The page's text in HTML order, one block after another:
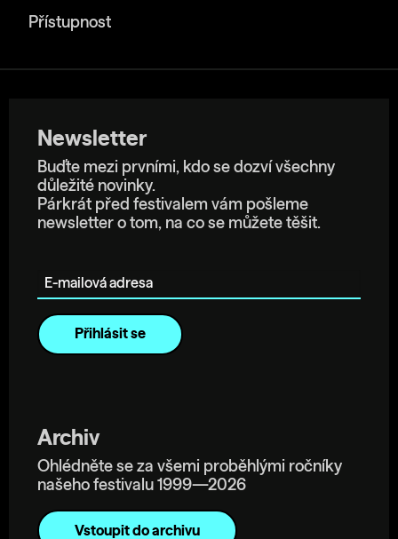
Přístupnost
Newsletter
Buďte mezi prvními, kdo se dozví všechny
důležité novinky.
Párkrát před festivalem vám pošleme
newsletter o tom, na co se můžete těšit.
Archiv
Ohlédněte se za všemi proběhlými ročníky
našeho festivalu 1999—2026
Vstoupit do archivu